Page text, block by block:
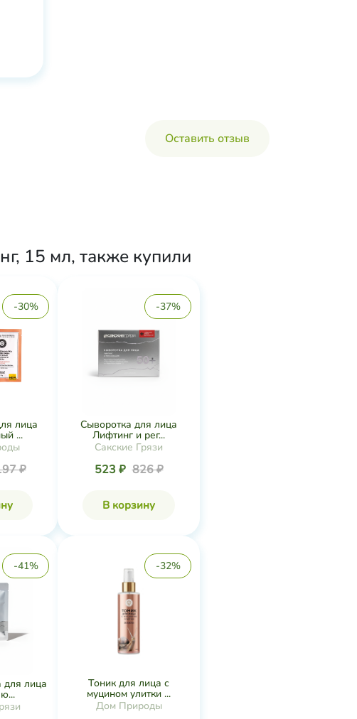
Оставить отзыв
15 мл, также купили
-30%
лица
...
₽
-37%
Сыворотка для лица
Лифтинг и рег...
Сакские Грязи
523 ₽ 826 ₽
В корзину
-41%
для лица
-32%
Тоник для лица с
муцином улитки ...
Дом Природы